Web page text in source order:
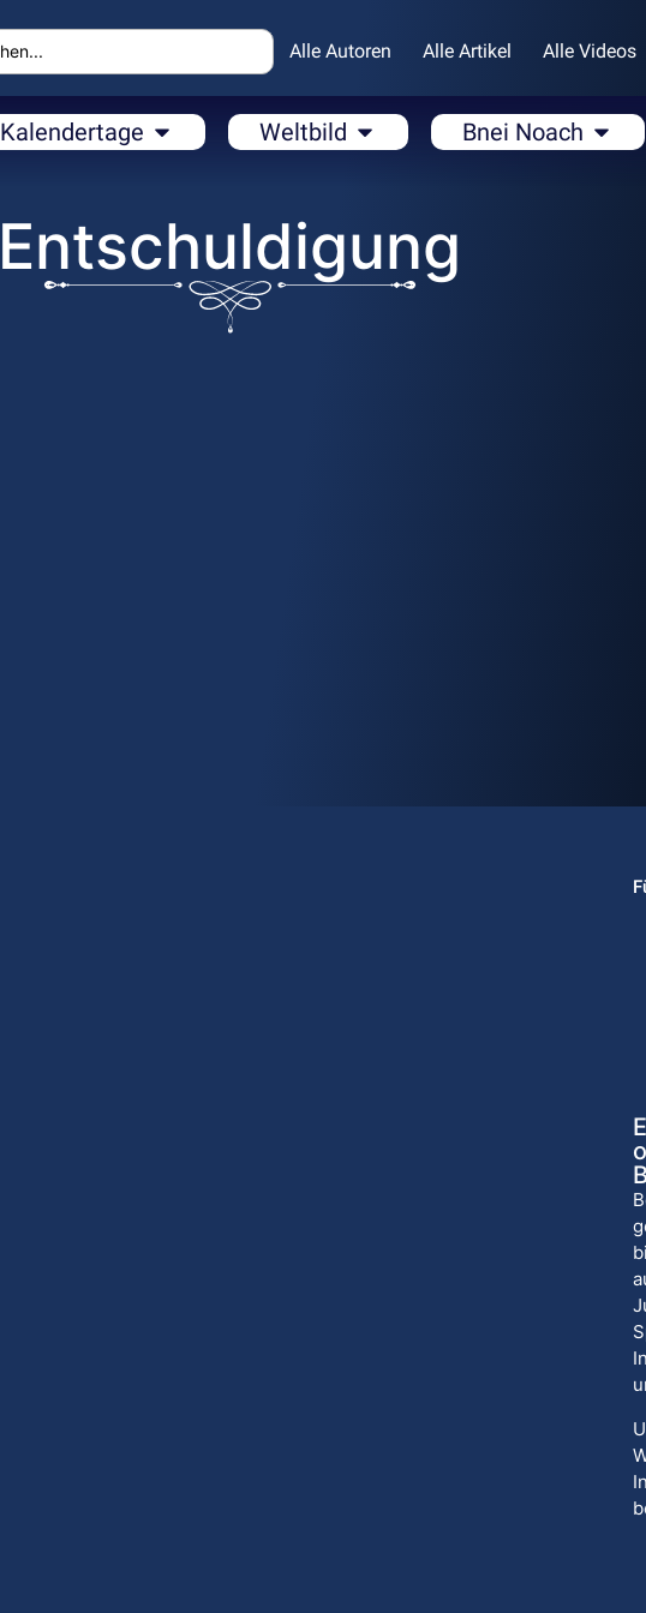
Alle Autoren Alle Artikel Alle Videos
Kalendertage Weltbild Bnei Noach
Entschuldigung